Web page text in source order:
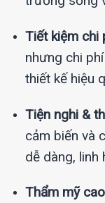
Tiết kiệm chi
nhưng chi
thiết kế hiệu
Tiện nghi &
cảm biến và
dễ dàng, linh
Thẩm mỹ cao